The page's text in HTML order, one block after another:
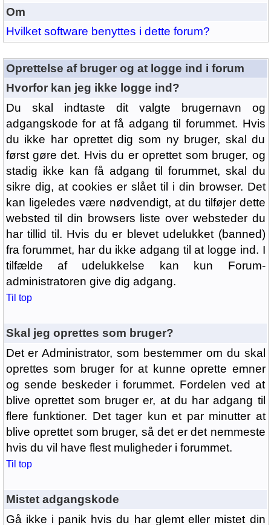
Om
Hvilket software benyttes i dette forum?
Oprettelse af bruger og at logge ind i forum
Hvorfor kan jeg ikke logge ind?
Du skal indtaste dit valgte brugernavn og
adgangskode for at få adgang til forummet. Hvis
du ikke har oprettet dig som ny bruger, skal du
først gøre det. Hvis du er oprettet som bruger, og
stadig ikke kan få adgang til forummet, skal du
sikre dig, at cookies er slået til i din browser. Det
kan ligeledes være nødvendigt, at du tilføjer dette
websted til din browsers liste over websteder du
har tillid til. Hvis du er blevet udelukket (banned)
fra forummet, har du ikke adgang til at logge ind. I
tilfælde af udelukkelse kan kun Forum-
administratoren give dig adgang.
Til top
Skal jeg oprettes som bruger?
Det er Administrator, som bestemmer om du skal
oprettes som bruger for at kunne oprette emner
og sende beskeder i forummet. Fordelen ved at
blive oprettet som bruger er, at du har adgang til
flere funktioner. Det tager kun et par minutter at
blive oprettet som bruger, så det er det nemmeste
hvis du vil have flest muligheder i forummet.
Til top
Mistet adgangskode
Gå ikke i panik hvis du har glemt eller mistet din